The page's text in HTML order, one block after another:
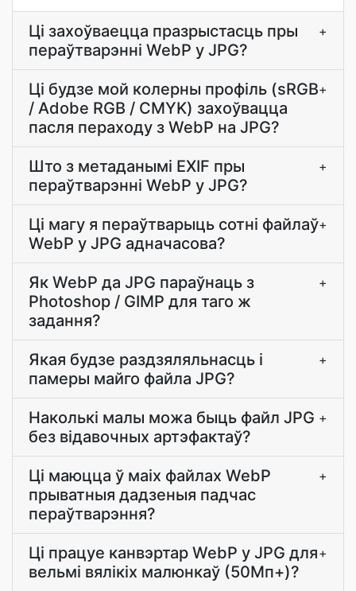
Ці захоўваецца празрыстасць пры
пераўтварэнні WebP у JPG?
+
Ці будзе мой колерны профіль (sRGB
/ Adobe RGB / CMYK) захоўвацца
пасля пераходу з WebP на JPG?
+
Што з метаданымі EXIF пры
пераўтварэнні WebP у JPG?
+
Ці магу я пераўтварыць сотні файлаў
WebP у JPG адначасова?
+
Як WebP да JPG параўнаць з
Photoshop / GIMP для таго ж
задання?
+
Якая будзе раздзяляльнасць і
памеры майго файла JPG?
+
Наколькі малы можа быць файл JPG
без відавочных артэфактаў?
+
Ці маюцца ў маіх файлах WebP
прыватныя дадзеныя падчас
пераўтварэння?
+
Ці працуе канвэртар WebP у JPG для
вельмі вялікіх малюнкаў (50Мп+)?
+